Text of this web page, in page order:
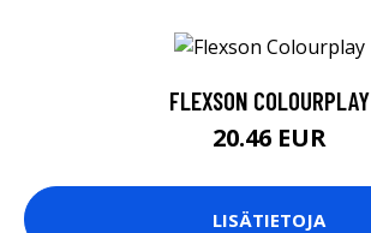
FLEXSON COLOURPLAY
20.46 EUR
LISÄTIETOJA